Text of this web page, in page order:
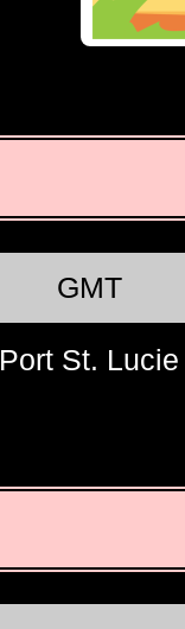
GMT
Port St. Lucie